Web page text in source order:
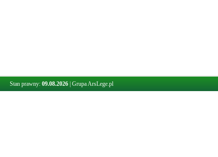
Stan prawny: 09.08.2026 Grupa ArsLege.pl